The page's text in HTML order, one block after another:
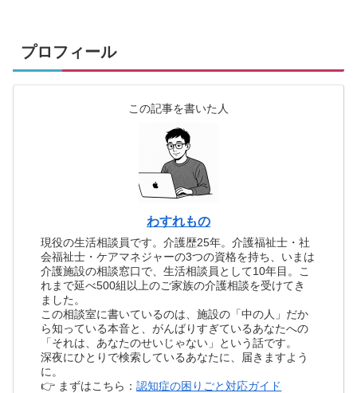
プロフィール
この記事を書いた人
わすれもの
現役の生活相談員です。介護歴25年。介護福祉士・社
会福祉士・ケアマネジャーの3つの資格を持ち、いまは
介護施設の相談窓口で、生活相談員として10年目。こ
れまで延べ500組以上のご家族の介護相談を受けてき
ました。
この相談室に書いているのは、施設の「中の人」だか
ら知っている本音と、がんばりすぎているあなたへの
「それは、あなたのせいじゃない」という話です。
深夜にひとりで検索しているあなたに、届きますよう
に。
👉 まずはこちら：認知症の困りごと対応ガイド